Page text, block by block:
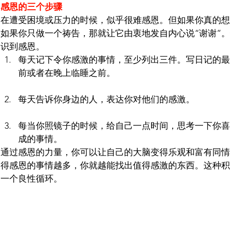
感恩的三个步骤
在遭受困境或压力的时候，似乎很难感恩。但如果你真的
如果你只做一个祷告，那就让它由衷地发自内心说“谢谢”
识到感恩。
每天记下令你感激的事情，至少列出三件。写日记的
前或者在晚上临睡之前。
每天告诉你身边的人，表达你对他们的感激。
每当你照镜子的时候，给自己一点时间，思考一下你
成的事情。
通过感恩的力量，你可以让自己的大脑变得乐观和富有同
得感恩的事情越多，你就越能找出值得感激的东西。这种
一个良性循环。